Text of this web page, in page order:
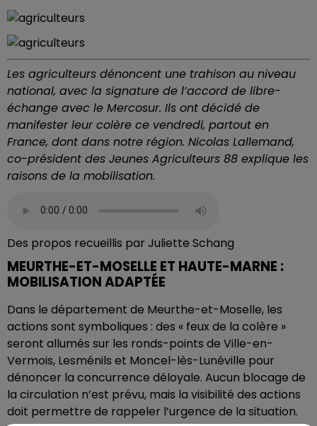
Les agriculteurs dénoncent une trahison au niveau
national, avec la signature de l’accord de libre-
échange avec le Mercosur. Ils ont décidé de
manifester leur colère ce vendredi, partout en
France, dont dans notre région. Nicolas Lallemand,
co-président des Jeunes Agriculteurs 88 explique les
raisons de la mobilisation.
Des propos recueillis par Juliette Schang
MEURTHE-ET-MOSELLE ET HAUTE-MARNE :
MOBILISATION ADAPTÉE
Dans le département de Meurthe-et-Moselle, les
actions sont symboliques : des « feux de la colère »
seront allumés sur les ronds-points de Ville-en-
Vermois, Lesménils et Moncel-lès-Lunéville pour
dénoncer la concurrence déloyale. Aucun blocage de
la circulation n’est prévu, mais la visibilité des actions
doit permettre de rappeler l’urgence de la situation.